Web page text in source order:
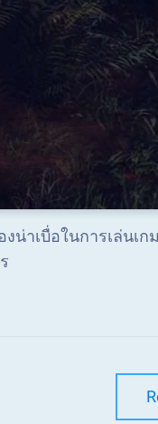
งน่าเบื่อในการเล่นเ